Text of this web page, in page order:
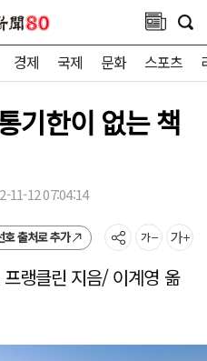
경제 국제 문화 스포츠
기한이 없는 책
11-12 07:04:14
호 출처로 추가
랭클린 지음/ 이계영 옮